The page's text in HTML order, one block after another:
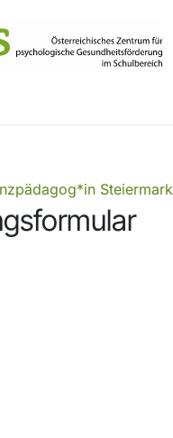
Steiermark